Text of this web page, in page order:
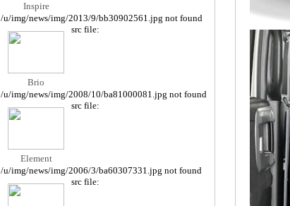
Inspire
/u/img/news/img/2013/9/bb30902561.jpg not found
Brio
src file:
/u/img/news/img/2008/10/ba81000081.jpg not found
Element
src file:
/u/img/news/img/2006/3/ba60307331.jpg not found
src file: